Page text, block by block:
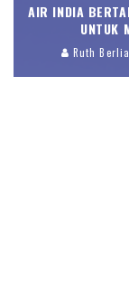
AIR INDIA
UNTUK
Ruth